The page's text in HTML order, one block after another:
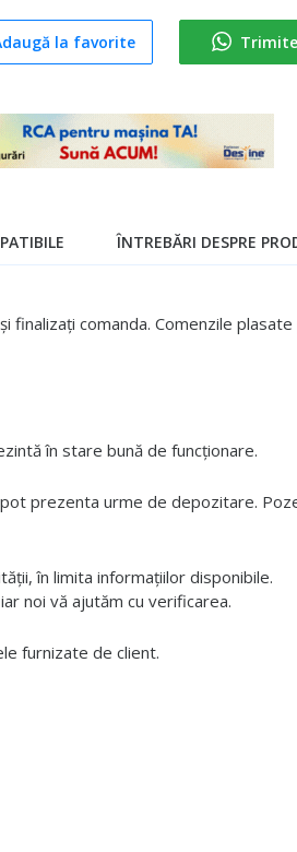
la favorite
finalizați comanda. Comenzile
în stare bună de funcționare.
prezenta urme de depozitare.
în limita informațiilor disponibile.
noi vă ajutăm cu verificarea.
furnizate de client.
ÎNTREBĂRI DESPRE